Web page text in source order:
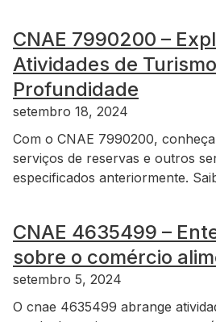
CNAE 7990200 –
Atividades de
Profundidade
setembro 18, 2024
Com o CNAE 7990200,
serviços de reservas e outros
especificados anteriormente.
CNAE 4635499 –
sobre o comércio
setembro 5, 2024
O cnae 4635499 abrange